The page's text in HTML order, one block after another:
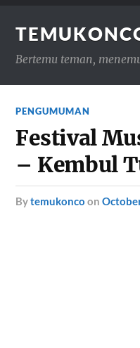
Bertemu teman,
PENGUMUMAN
Festival
– Kembul
bytemukonco on